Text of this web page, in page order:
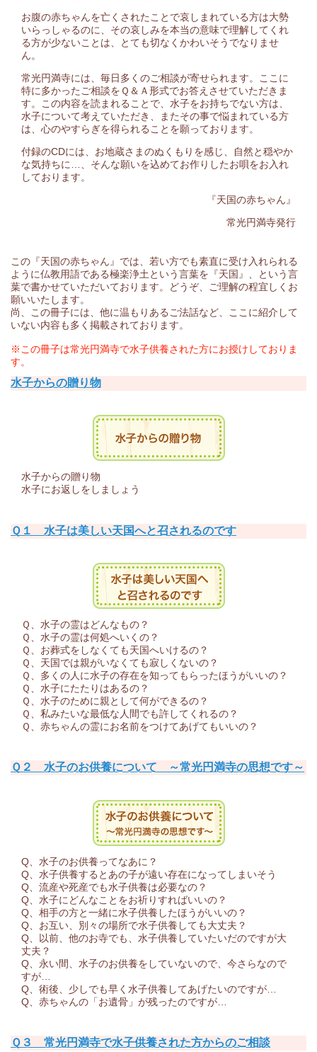
お腹の赤ちゃんを亡くされたことで哀しまれている方は大勢
いらっしゃるのに、その哀しみを本当の意味で理解してくれ
る方が少ないことは、とても切なくかわいそうでなりませ
ん。
常光円満寺には、毎日多くのご相談が寄せられます。ここに
特に多かったご相談をＱ＆Ａ形式でお答えさせていただきま
す。この内容を読まれることで、水子をお持ちでない方は、
水子について考えていただき、またその事で悩まれている方
は、心のやすらぎを得られることを願っております。
付録のCDには、お地蔵さまのぬくもりを感じ、自然と穏やか
な気持ちに…、そんな願いを込めてお作りしたお唄をお入れ
しております。
『天国の赤ちゃん』
常光円満寺発行
この『天国の赤ちゃん』では、若い方でも素直に受け入れられる
ように仏教用語である極楽浄土という言葉を『天国』、という言
葉で書かせていただいております。どうぞ、ご理解の程宜しくお
願いいたします。
尚、この冊子には、他に温もりあるご法話など、ここに紹介して
いない内容も多く掲載されております。
※この冊子は常光円満寺で水子供養された方にお授けしておりま
す。
水子からの贈り物
水子からの贈り物
水子にお返しをしましょう
Ｑ１ 水子は美しい天国へと召されるのです
Ｑ、水子の霊はどんなもの？
Ｑ、水子の霊は何処へいくの？
Ｑ、お葬式をしなくても天国へいけるの？
Ｑ、天国では親がいなくても寂しくないの？
Ｑ、多くの人に水子の存在を知ってもらったほうがいいの？
Ｑ、水子にたたりはあるの？
Ｑ、水子のために親として何ができるの？
Ｑ、私みたいな最低な人間でも許してくれるの？
Ｑ、赤ちゃんの霊にお名前をつけてあげてもいいの？
Ｑ２ 水子のお供養について ～常光円満寺の思想です～
Q、水子のお供養ってなあに？
Q、水子供養するとあの子が遠い存在になってしまいそう
Q、流産や死産でも水子供養は必要なの？
Q、水子にどんなことをお祈りすればいいの？
Q、相手の方と一緒に水子供養したほうがいいの？
Q、お互い、別々の場所で水子供養しても大丈夫？
Q、以前、他のお寺でも、水子供養していたいだのですが大
丈夫？
Q、永い間、水子のお供養をしていないので、今さらなので
すが…
Q、術後、少しでも早く水子供養してあげたいのですが…
Q、赤ちゃんの「お遺骨」が残ったのですが…
Ｑ３ 常光円満寺で水子供養された方からのご相談